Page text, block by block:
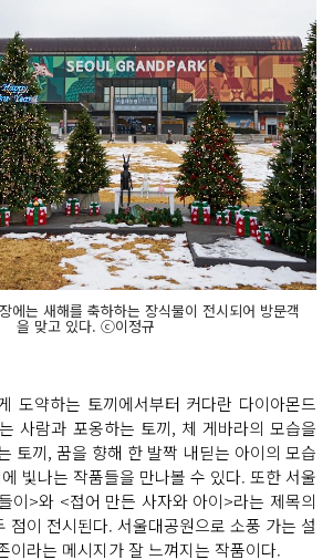
에는 새해를 축하하는 장식물이 전시되어 방문객
을 맞고 있다. ⓒ이정규
도약하는 토끼에서부터 커다란 다이아몬드
사람과 포옹하는 토끼, 체 게바라의 모습을
토끼, 꿈을 향해 한 발짝 내딛는 아이의 모습
빛나는 작품들을 만나볼 수 있다. 또한 서울
이>와 <접어 만든 사자와 아이>라는 제목의
점이 전시된다. 서울대공원으로 소풍 가는 설
이라는 메시지가 잘 느껴지는 작품이다.